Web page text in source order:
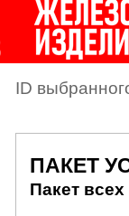
ID
ПАКЕТ
Пакет